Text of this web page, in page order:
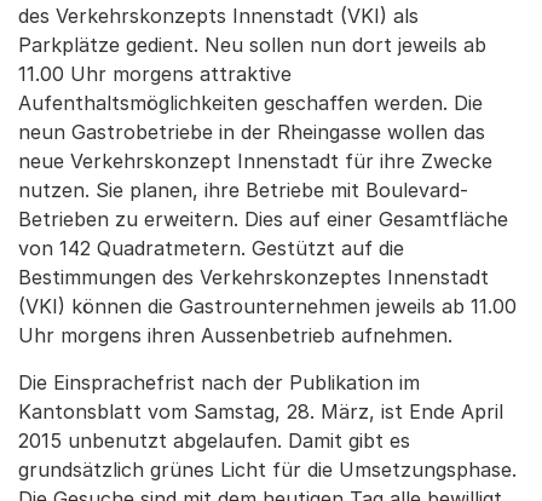
des Verkehrskonzepts Innenstadt (VKI) als
Parkplätze gedient. Neu sollen nun dort jeweils ab
11.00 Uhr morgens attraktive
Aufenthaltsmöglichkeiten geschaffen werden. Die
neun Gastrobetriebe in der Rheingasse wollen das
neue Verkehrskonzept Innenstadt für ihre Zwecke
nutzen. Sie planen, ihre Betriebe mit Boulevard-
Betrieben zu erweitern. Dies auf einer Gesamtfläche
von 142 Quadratmetern. Gestützt auf die
Bestimmungen des Verkehrskonzeptes Innenstadt
(VKI) können die Gastrounternehmen jeweils ab 11.00
Uhr morgens ihren Aussenbetrieb aufnehmen.
Die Einsprachefrist nach der Publikation im
Kantonsblatt vom Samstag, 28. März, ist Ende April
2015 unbenutzt abgelaufen. Damit gibt es
grundsätzlich grünes Licht für die Umsetzungsphase.